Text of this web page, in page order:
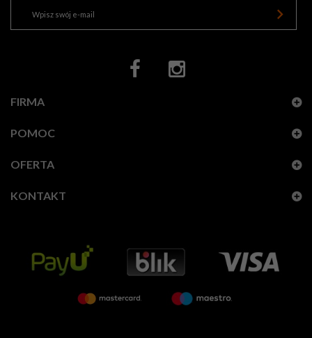
FIRMA
POMOC
OFERTA
KONTAKT